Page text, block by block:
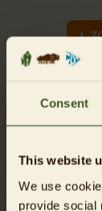
Consent
This website
We use
provide social